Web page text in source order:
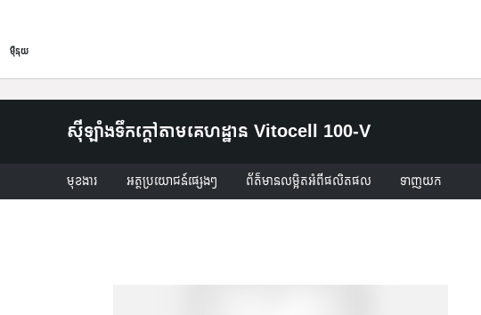
ម៉ឺនុយ
ស៊ីឡាំងទឹកក្តៅតាមគេហដ្ឋាន Vitocell 100-V
មុខងារ អត្ថប្រយោជន៍ផ្សេងៗ ព័ត៌មានលម្អិតអំពីផលិតផល ទាញយក